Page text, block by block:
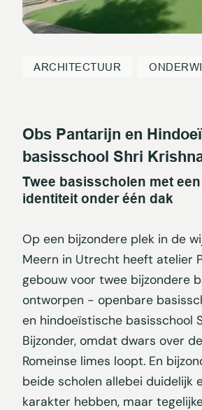
ARCHITECTUUR
Obs Pantarijn en
basisschool Shri
Twee basisscholen met
identiteit onder één dak
Op een bijzondere plek in de
Meern in Utrecht heeft atelier
gebouw voor twee bijzondere
ontworpen - openbare
en hindoeïstische basisschool
Bijzonder, omdat dwars over
Romeinse limes loopt. En
beide scholen allebei duidelijk
karakter hebben, maar